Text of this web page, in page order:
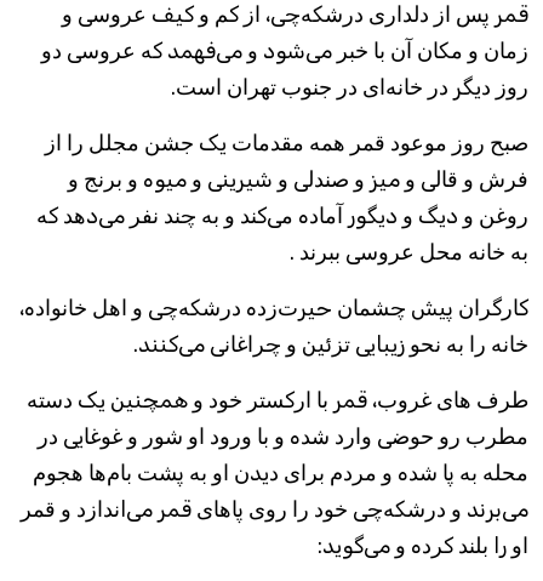
قمر ﭘﺲ ﺍﺯ ﺩﻟﺪﺍﺭﯼ ﺩﺭﺷﮑﻪ‌ﭼﯽ، ﺍﺯ ﮐﻢ ﻭ کیف ﻋﺮﻭﺳﯽ ﻭ
ﺯﻣﺎﻥ ﻭ ﻣﮑﺎﻥ ﺁﻥ ﺑﺎ ﺧﺒﺮ می‌شود ﻭ می‌فهمد ﮐﻪ ﻋﺮﻭﺳﯽ ﺩﻭ
ﺭﻭﺯ ﺩیگر ﺩﺭ ﺧﺎﻧﻪ‌ﺍﯼ ﺩﺭ ﺟﻨﻮﺏ ﺗﻬﺮﺍﻥ ﺍﺳﺖ.
ﺻﺒﺢ ﺭﻭﺯ ﻣﻮﻋﻮﺩ ﻗﻤﺮ ﻫﻤﻪ ﻣﻘﺪﻣﺎﺕ یک ﺟﺸﻦ ﻣﺠﻠﻞ ﺭﺍ ﺍﺯ
ﻓﺮﺵ ﻭ ﻗﺎﻟﯽ ﻭ میز ﻭ ﺻﻨﺪﻟﯽ ﻭ شیرینی ﻭ میوه ﻭ ﺑﺮﻧﺞ ﻭ
ﺭﻭﻏﻦ ﻭ دیگ ﻭ دیگور ﺁﻣﺎﺩه ﻣﯽ‌ﮐﻨﺪ ﻭ ﺑﻪ ﭼﻨﺪ ﻧﻔﺮ می‌دﻫﺪ ﮐﻪ
ﺑﻪ ﺧﺎﻧﻪ ﻣﺤﻞ ﻋﺮﻭﺳﯽ ﺑﺒﺮﻧﺪ .
ﮐﺎﺭﮔﺮﺍﻥ پیش ﭼﺸﻤﺎﻥ حیرﺕ‌ﺯﺩه ﺩﺭﺷﮑﻪ‌ﭼﯽ ﻭ ﺍﻫﻞ ﺧﺎﻧﻮﺍﺩه،
ﺧﺎﻧﻪ ﺭﺍ ﺑﻪ ﻧﺤﻮ زیبایی ﺗﺰئین ﻭ ﭼﺮﺍﻏﺎﻧﯽ می‌کنند.
ﻃﺮﻑ ﻫﺎﯼ ﻏﺮﻭﺏ، قمر ﺑﺎ ﺍﺭﮐﺴﺘﺮ ﺧﻮﺩ ﻭ همچنین یک ﺩﺳﺘﻪ
ﻣﻄﺮﺏ ﺭﻭ ﺣﻮﺿﯽ ﻭﺍﺭﺩ ﺷﺪه ﻭ ﺑﺎ ﻭﺭﻭﺩ ﺍﻭ ﺷﻮﺭ ﻭ ﻏﻮﻏﺎیی ﺩﺭ
ﻣﺤﻠﻪ ﺑﻪ ﭘﺎ ﺷﺪه ﻭ ﻣﺮﺩﻡ ﺑﺮﺍﯼ ﺩیدﻥ ﺍﻭ ﺑﻪ ﭘﺸﺖ ﺑﺎﻡ‌ﻫﺎ ﻫﺠﻮﻡ
می‌برند ﻭ ﺩﺭﺷﮑﻪ‌ﭼﯽ ﺧﻮﺩ ﺭﺍ ﺭﻭﯼ ﭘﺎﻫﺎﯼ قمر می‌اﻧﺪﺍﺯﺩ ﻭ ﻗﻤﺮ
ﺍﻭ را ﺑﻠﻨﺪ ﮐﺮﺩه ﻭ می‌گوید: